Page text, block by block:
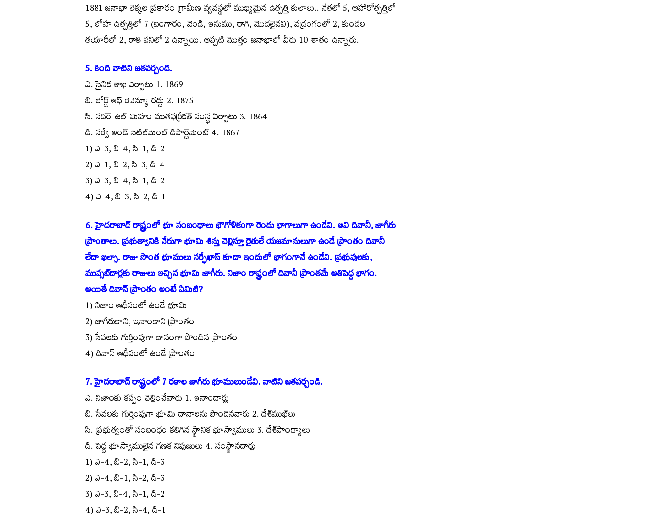
1881 జనాభా లెక్కల ప్రకారం గ్రామీణ వ్యవస్థలో ముఖ్యమైన ఉత్పత్తి కులాలు.. నేతలో 5, ఆహారోత్పత్తిలో
5, లోహ ఉత్పత్తిలో 7 (బంగారం, వెండి, ఇనుము, రాగి, మొదలైనవి), వడ్రంగంలో 2, కుండల
తయారీలో 2, రాతి పనిలో 2 ఉన్నాయి. అప్పటి మొత్తం జనాభాలో వీరు 10 శాతం ఉన్నారు.
5. కింది వాటిని జతపర్చండి.
ఎ. సైనిక శాఖ ఏర్పాటు 1. 1869
బి. బోర్డ్ ఆఫ్ రెవెన్యూ రద్దు 2. 1875
సి. సదర్-ఉల్-మిహం ముతఫర్రీకత్ సంస్థ ఏర్పాటు 3. 1864
డి. సర్వే అండ్ సెటిల్‌మెంట్ డిపార్ట్‌మెంట్ 4. 1867
1) ఎ-3, బి-4, సి-1, డి-2
2) ఎ-1, బి-2, సి-3, డి-4
3) ఎ-3, బి-4, సి-1, డి-2
4) ఎ-4, బి-3, సి-2, డి-1
6. హైదరాబాద్ రాష్ట్రంలో భూ సంబంధాలు భౌగోళికంగా రెండు భాగాలుగా ఉండేవి. అవి దివానీ, జాగీరు
ప్రాంతాలు. ప్రభుత్వానికి నేరుగా భూమి శిస్తు చెల్లిస్తూ రైతులే యజమానులుగా ఉండే ప్రాంతం దివానీ
లేదా ఖల్సా. రాజు సొంత భూములు సర్ఫేఖాస్ కూడా ఇందులో భాగంగానే ఉండేవి. ప్రభువులకు,
మున్సబ్‌దార్లకు రాజులు ఇచ్చిన భూమి జాగీరు. నిజాం రాష్ట్రంలో దివానీ ప్రాంతమే అతిపెద్ద భాగం.
అయితే దివాన్ ప్రాంతం అంటే ఏమిటి?
1) నిజాం ఆధీనంలో ఉండే భూమి
2) జాగీరుకాని, ఇనాంకాని ప్రాంతం
3) సేవలకు గుర్తింపుగా దానంగా పొందిన ప్రాంతం
4) దివాన్ ఆధీనంలో ఉండే ప్రాంతం
7. హైదరాబాద్ రాష్ట్రంలో 7 రకాల జాగీరు భూములుండేవి. వాటిని జతపర్చండి.
ఎ. నిజాంకు కప్పం చెల్లించేవారు 1. ఇనాందార్లు
బి. సేవలకు గుర్తింపుగా భూమి దానాలను పొందినవారు 2. దేశ్‌ముఖ్‌లు
సి. ప్రభుత్వంతో సంబంధం కలిగిన స్థానిక భూస్వాములు 3. దేశ్‌పాండ్యాలు
డి. పెద్ద భూస్వాములైన గణక నిపుణులు 4. సంస్థానదార్లు
1) ఎ-4, బి-2, సి-1, డి-3
2) ఎ-4, బి-1, సి-2, డి-3
3) ఎ-3, బి-4, సి-1, డి-2
4) ఎ-3, బి-2, సి-4, డి-1